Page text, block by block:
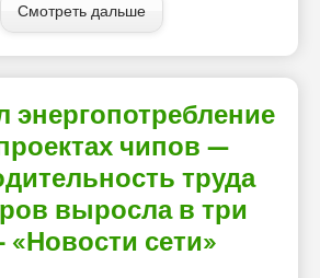
Смотреть дальше
энергопотребление
чипов —
труда
выросла в три
«Новости сети»